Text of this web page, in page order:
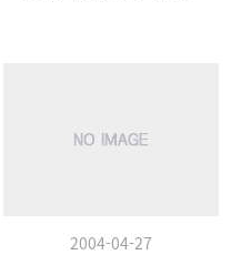
2004-04-27